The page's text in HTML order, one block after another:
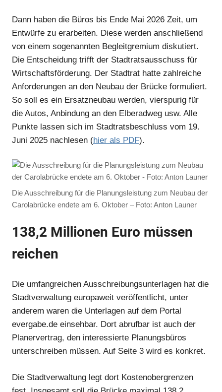
Dann haben die Büros bis Ende Mai 2026 Zeit, um
Entwürfe zu erarbeiten. Diese werden anschließend
von einem sogenannten Begleitgremium diskutiert.
Die Entscheidung trifft der Stadtratsausschuss für
Wirtschaftsförderung. Der Stadtrat hatte zahlreiche
Anforderungen an den Neubau der Brücke formuliert.
So soll es ein Ersatzneubau werden, vierspurig für
die Autos, Anbindung an den Elberadweg usw. Alle
Punkte lassen sich im Stadtratsbeschluss vom 19.
Juni 2025 nachlesen (hier als PDF).
Die Ausschreibung für die Planungsleistung zum Neubau der
Carolabrücke endete am 6. Oktober – Foto: Anton Launer
138,2 Millionen Euro müssen
reichen
Die umfangreichen Ausschreibungsunterlagen hat die
Stadtverwaltung europaweit veröffentlicht, unter
anderem waren die Unterlagen auf dem Portal
evergabe.de einsehbar. Dort abrufbar ist auch der
Planervertrag, den interessierte Planungsbüros
unterschreiben müssen. Auf Seite 3 wird es konkret.
Die Stadtverwaltung legt dort Kostenobergrenzen